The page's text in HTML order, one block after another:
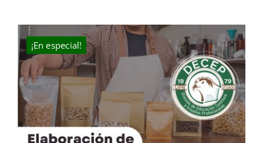
was:
$300.00.
is:
$210.00.
¡En especial!